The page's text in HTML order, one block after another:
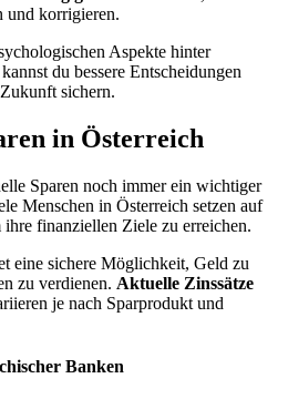
und korrigieren.
Aspekte hinter
du bessere Entscheidungen
sichern.
in Österreich
Sparen noch immer ein wichtiger
Menschen in Österreich setzen auf
finanziellen Ziele zu erreichen.
eine sichere Möglichkeit, Geld zu
zu verdienen. Aktuelle Zinssätze
je nach Sparprodukt und
Banken